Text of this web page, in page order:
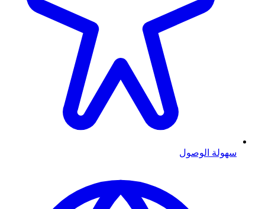
سهولة الوصول